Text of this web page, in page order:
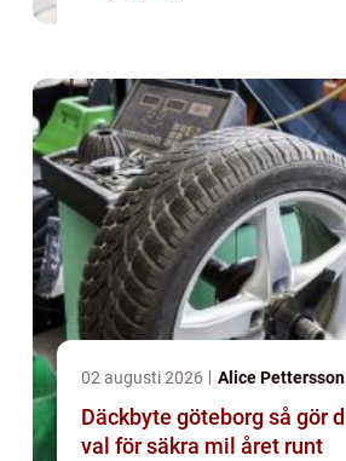
02 augusti 2026 Alice Pettersson
Däckbyte göteborg så gör du smarta
val för säkra mil året runt